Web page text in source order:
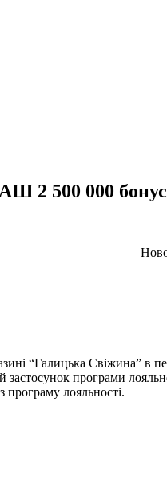
500 000
“Галицька Свіжина” в
застосунок програми
програму лояльності.